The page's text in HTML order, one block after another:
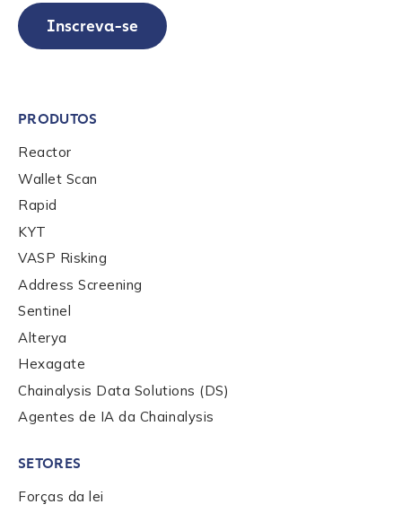
Contact us
First Name
Inscreva-se
PRODUTOS
Reactor
Wallet Scan
Rapid
KYT
VASP Risking
Address Screening
Sentinel
Alterya
Hexagate
Chainalysis Data Solutions (DS)
Agentes de IA da Chainalysis
SETORES
Forças da lei